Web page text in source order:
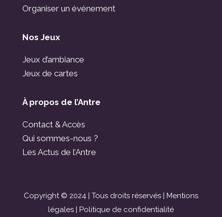
Organiser un événement
Nos Jeux
Jeux d’ambiance
Jeux de cartes
À propos de l’Antre
Contact & Accès
Qui sommes-nous ?
Les Actus de l’Antre
Copyright © 2024 | Tous droits réservés | Mentions
légales| Politique de confidentialité